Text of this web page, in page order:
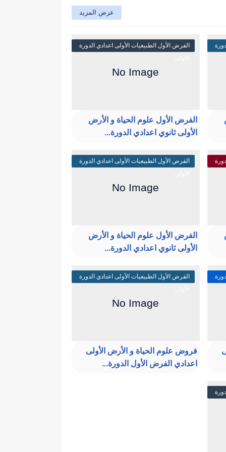
عرض المزيد
الفرض الأول الطبيعيات الأولى اعدادي الدورة
الفرض الأول علوم الحياة و الأرض
الأولى ثانوي اعدادي الدورة...
الفرض الأول الطبيعيات الأولى اعدادي الدورة
الفرض الأول علوم الحياة و الأرض
الأولى ثانوي اعدادي الدورة...
الفرض الأول الطبيعيات الأولى اعدادي الدورة
فروض علوم الحياة و الأرض الأولى
اعدادي الفرض الأول الدورة...